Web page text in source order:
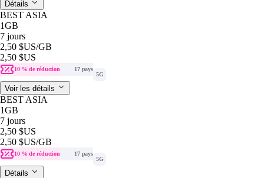
Détails
BEST ASIA
1GB
7 jours
2,50 $US/GB
2,50 $US
10 % de réduction
17 pays
5G
Voir les détails
BEST ASIA
1GB
7 jours
2,50 $US
2,50 $US/GB
10 % de réduction
17 pays
5G
Détails